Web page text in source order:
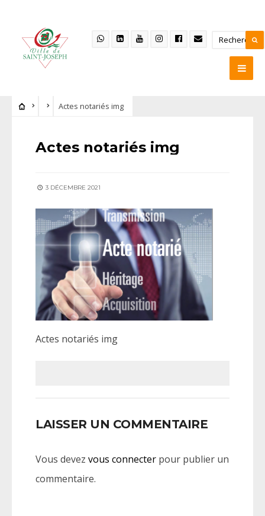
Actes notariés img
Actes notariés img
3 DÉCEMBRE 2021
Actes notariés img
LAISSER UN COMMENTAIRE
Vous devez vous connecter pour publier un
commentaire.